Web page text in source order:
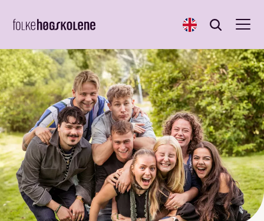
English Søk
Søk